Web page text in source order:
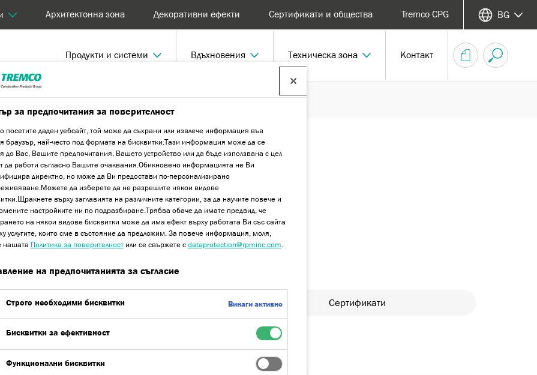
Продукти и системи Вдъхновения Техническа зона Контакт
Архитектонна зона Декоративни ефекти Сертификати и общества Tremco CPG BG
Предимства на продукта Сертификати
за предпочитания за поверителност
посетите даден уебсайт, той може да съхрани или извлече информация във
браузър, най-често под формата на бисквитки.Тази информация може да се
до Вас, Вашите предпочитания, Вашето устройство или да бъде използвана с цел
да работи съгласно Вашите очаквания.Обикновено информацията не Ви
директно, но може да Ви предостави по-персонализирано
да изберете да не разрешите някои видове
върху заглавията на различните категории, за да научите повече и
настройките ни по подразбиране.Трябва обаче да имате предвид, че
на някои видове бисквитки може да има ефект върху работата Ви със сайта
услугите, които сме в състояние да предложим. За повече информация, моля,
нашата Политика за поверителностили се свържете с dataprotection@rpminc.com
на предпочитанията за съгласие
Строго необходими бисквитки Винаги активно
Бисквитки за ефективност
Функционални бисквитки